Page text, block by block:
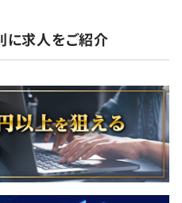
に求人をご紹介